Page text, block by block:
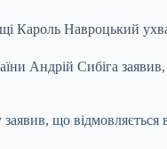
Кароль Навроцький
Андрій Сибіга
що